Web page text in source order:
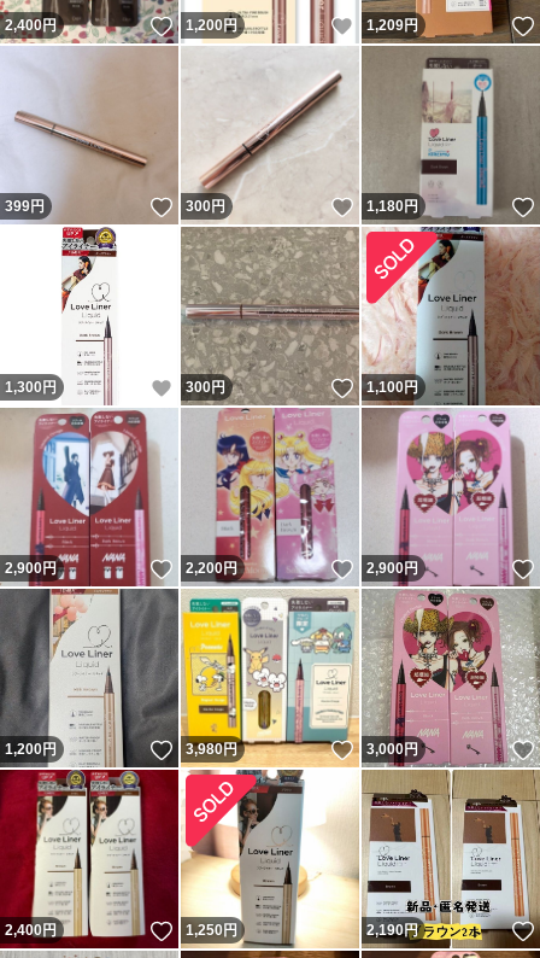
2,400円 いいね！
1,200円 いいね！
1,209円
399円 いいね！
300円 いいね！
1,180円
1,300 円 いいね！
300円 いいね！
1,100円
2,900円 いいね！
2,200円 いいね！
2,900円
1,200円 いいね！
3,980円 いいね！
3,000円
2,400円 いいね！
1,250円 2,190円